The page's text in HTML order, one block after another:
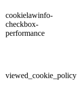
cookielawinfo-
checkbox-
performance
viewed_cookie_policy